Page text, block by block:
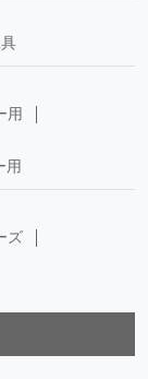
用
用
ズ